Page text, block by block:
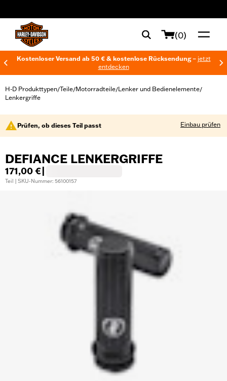
(0)
Kostenloser Versand ab 50 € & kostenlose Rücksendung – jetzt
entdecken
H-D Produkttypen/Teile/Motorradteile/Lenker und Bedienelemente/
Lenkergriffe
Prüfen, ob dieses Teil passt Einbau prüfen
DEFIANCE LENKERGRIFFE
171,00 €
Teil | SKU-Nummer: 56100157